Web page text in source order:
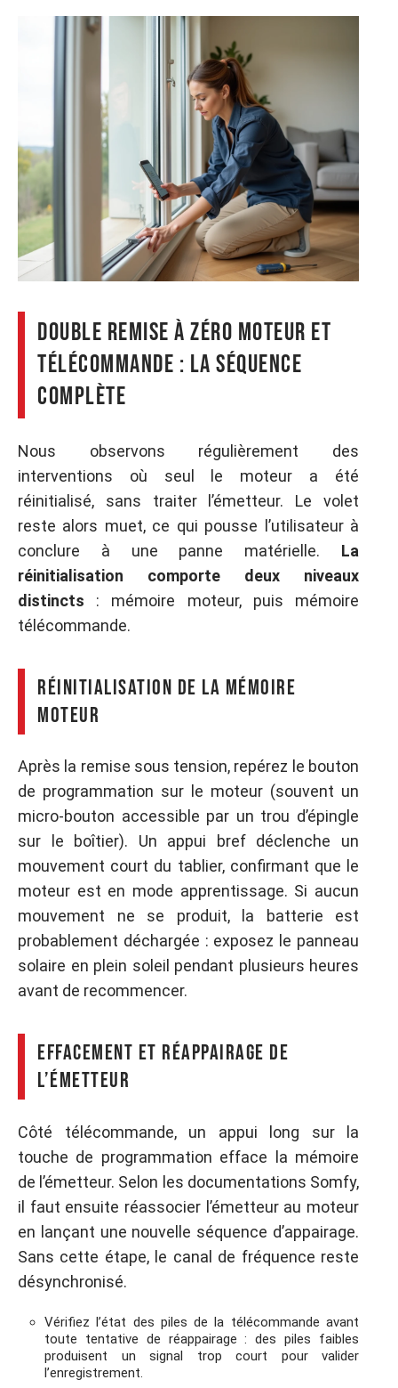
Double remise à zéro moteur et
télécommande : la séquence
complète
Nous observons régulièrement des
interventions où seul le moteur a été
réinitialisé, sans traiter l’émetteur. Le volet
reste alors muet, ce qui pousse l’utilisateur à
conclure à une panne matérielle. La
réinitialisation comporte deux niveaux
distincts : mémoire moteur, puis mémoire
télécommande.
Réinitialisation de la mémoire
moteur
Après la remise sous tension, repérez le bouton
de programmation sur le moteur (souvent un
micro-bouton accessible par un trou d’épingle
sur le boîtier). Un appui bref déclenche un
mouvement court du tablier, confirmant que le
moteur est en mode apprentissage. Si aucun
mouvement ne se produit, la batterie est
probablement déchargée : exposez le panneau
solaire en plein soleil pendant plusieurs heures
avant de recommencer.
Effacement et réappairage de
l’émetteur
Côté télécommande, un appui long sur la
touche de programmation efface la mémoire
de l’émetteur. Selon les documentations Somfy,
il faut ensuite réassocier l’émetteur au moteur
en lançant une nouvelle séquence d’appairage.
Sans cette étape, le canal de fréquence reste
désynchronisé.
Vérifiez l’état des piles de la télécommande avant
toute tentative de réappairage : des piles faibles
produisent un signal trop court pour valider
l’enregistrement.